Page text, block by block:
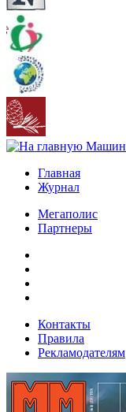
Главная
Журнал
Мегаполис
Партнеры
Контакты
Правила
Рекламодателям